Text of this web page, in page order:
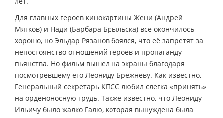
Для главных героев кинокартины Жени (Андрей
Мягков) и Нади (Барбара Брыльска) всё окончилось
хорошо, но Эльдар Рязанов боялся, что её запретят за
непостоянство отношений героев и пропаганду
пьянства. Но фильм вышел на экраны благодаря
посмотревшему его Леониду Брежневу. Как известно,
Генеральный секретарь КПСС любил слегка «принять»
на орденоносную грудь. Также известно, что Леониду
Ильичу было жалко Галю, которая вынуждена была